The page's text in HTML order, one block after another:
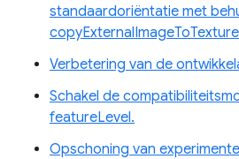
standaardoriëntatie met
Verbetering van de
Schakel de
featureLevel.
Opschoning van